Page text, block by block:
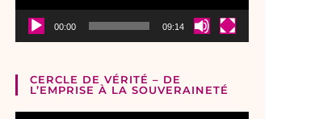
00:00 09:14
CERCLE DE VÉRITÉ – DE
L’EMPRISE À LA SOUVERAINETÉ